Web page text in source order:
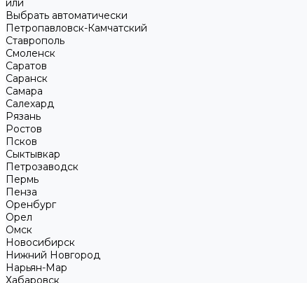
или
Выбрать автоматически
Петропавловск-Камчатский
Ставрополь
Смоленск
Саратов
Саранск
Самара
Салехард
Рязань
Ростов
Псков
Сыктывкар
Петрозаводск
Пермь
Пенза
Оренбург
Орел
Омск
Новосибирск
Нижний Новгород
Нарьян-Мар
Хабаровск